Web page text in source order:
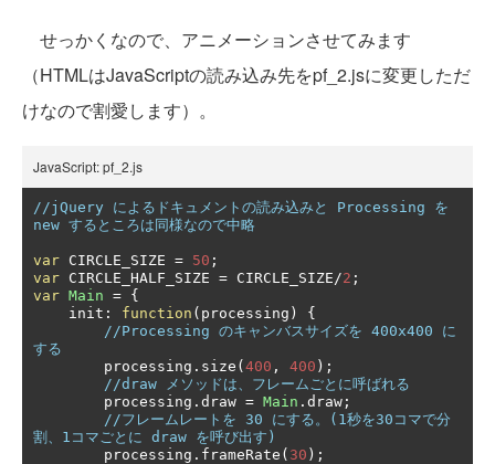
せっかくなので、アニメーションさせてみます
（HTMLはJavaScriptの読み込み先をpf_2.jsに変更しただ
けなので割愛します）。
JavaScript: pf_2.js
//jQuery によるドキュメントの読み込みと Processing を
new するところは同様なので中略
var CIRCLE_SIZE = 50 ;
var CIRCLE_HALF_SIZE = CIRCLE_SIZE/2 ;
var Main = {
    init
: function ( processing )
{
//Processing のキャンバスサイズを 400x400 に
する
        processing
. size ( 400 , 400 );
//draw メソッドは、フレームごとに呼ばれる
        processing
. draw = Main . draw ;
//フレームレートを 30 にする。(1秒を30コマで分
割、1コマごとに draw を呼び出す)
        processing
. frameRate ( 30 );